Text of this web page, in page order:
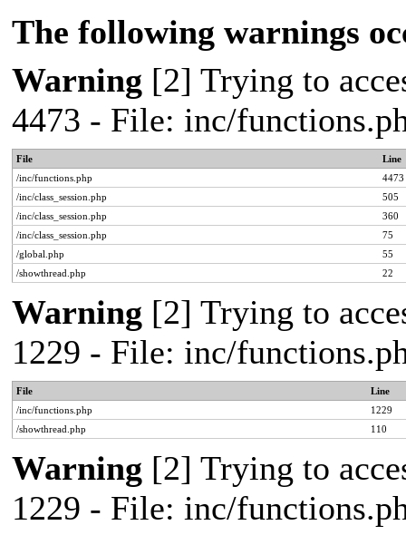
The following warnings
Warning [2] Trying to
4473 - File: inc/
File
Line
/inc/functions.php
4473
/inc/class_session.php
505
/inc/class_session.php
360
/inc/class_session.php
75
/global.php
55
/showthread.php
22
Warning [2] Trying to
1229 - File: inc/
File
Line
/inc/functions.php
1229
/showthread.php
110
Warning [2] Trying to
1229 - File: inc/